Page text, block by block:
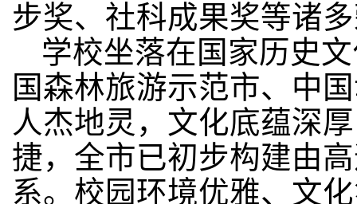
步奖、社科成果奖等诸
学校坐落在国家历史
国森林旅游示范市、中
人杰地灵，文化底蕴深
捷，全市已初步构建由
系。校园环境优雅、文